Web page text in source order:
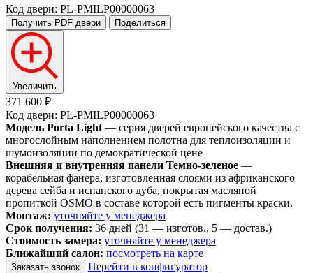
Код двери: PL-PMILP00000063
Получить PDF двери Поделиться
Увеличить
371 600 ₽
Код двери: PL-PMILP00000063
Модель Porta Light — серия дверей европейского качества с
многослойным наполнением полотна для теплоизоляции и
шумоизоляции по демократической цене
Внешняя и внутренняя панели Темно-зеленое —
корабельная фанера, изготовленная слоями из африканского
дерева сейба и испанского дуба, покрытая масляной
пропиткой OSMO в составе которой есть пигменты краски.
Монтаж: уточняйте у менеджера
Срок получения: 36 дней (31 — изготов., 5 — достав.)
Стоимость замера: уточняйте у менеджера
Ближайший салон: посмотреть на карте
Заказать звонок
Перейти в конфигуратор